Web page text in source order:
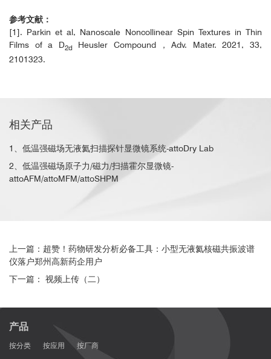
参考文献：
[1]. Parkin et al, Nanoscale Noncollinear Spin Textures in Thin
Films of a D2d
Heusler Compound，Adv. Mater. 2021, 33,
2101323.
相关产品
1、低温强磁场无液氦扫描探针显微镜系统-attoDry Lab
2、低温强磁场原子力/磁力/扫描霍尔显微镜-
attoAFM/attoMFM/attoSHPM
上一篇：超赞！药物研发分析必备工具：小型无液氦核磁共振波谱
仪落户郑州高新药企用户
下一篇： 视频上传（二）
产品
按分类 按应用 按厂商